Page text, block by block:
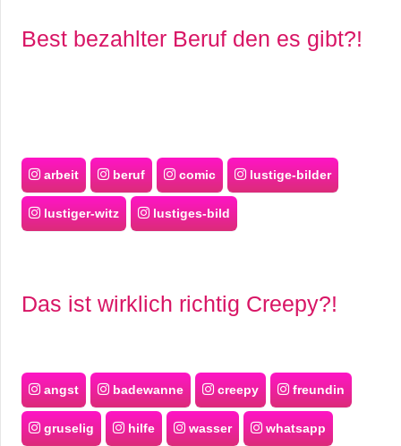
Best bezahlter Beruf den es gibt?!
arbeit beruf comic lustige-bilder
lustiger-witz lustiges-bild
Das ist wirklich richtig Creepy?!
angst badewanne creepy freundin
gruselig hilfe wasser whatsapp